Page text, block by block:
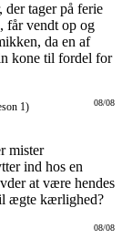
der tager på ferie
får vendt op og
da en af
kone til fordel for
08/08
1)
mister
ind hos en
at være hendes
ægte kærlighed?
08/08